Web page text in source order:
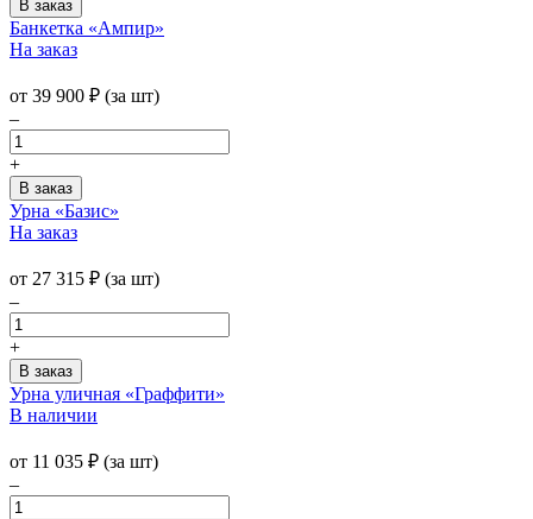
Банкетка «Ампир»
На заказ
от 39 900 ₽ (за шт)
–
+
Урна «Базис»
На заказ
от 27 315 ₽ (за шт)
–
+
Урна уличная «Граффити»
В наличии
от 11 035 ₽ (за шт)
–